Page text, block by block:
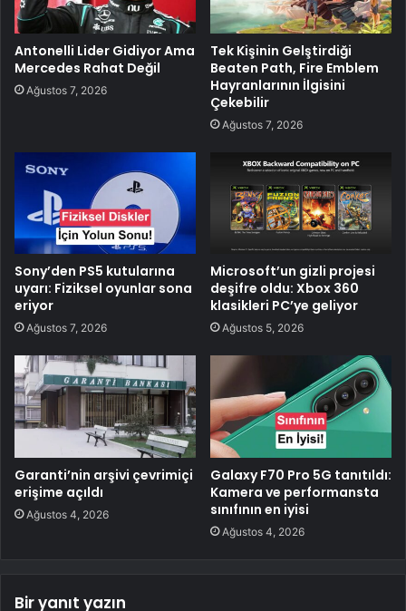
Antonelli Lider Gidiyor Ama
Mercedes Rahat Değil
Ağustos 7, 2026
Tek Kişinin Gelştirdiği
Beaten Path, Fire Emblem
Hayranlarının İlgisini
Çekebilir
Ağustos 7, 2026
Sony’den PS5 kutularına
uyarı: Fiziksel oyunlar sona
eriyor
Ağustos 7, 2026
Microsoft’un gizli projesi
deşifre oldu: Xbox 360
klasikleri PC’ye geliyor
Ağustos 5, 2026
Garanti’nin arşivi çevrimiçi
erişime açıldı
Ağustos 4, 2026
Galaxy F70 Pro 5G tanıtıldı:
Kamera ve performansta
sınıfının en iyisi
Ağustos 4, 2026
Bir yanıt yazın